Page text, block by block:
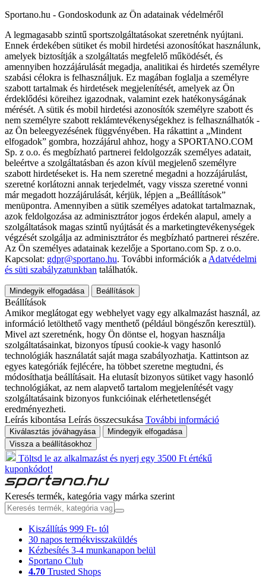
Sportano.hu - Gondoskodunk az Ön adatainak védelméről
A legmagasabb szintű sportszolgáltatásokat szeretnénk nyújtani.
Ennek érdekében sütiket és mobil hirdetési azonosítókat használunk,
amelyek biztosítják a szolgáltatás megfelelő működését, és
amennyiben hozzájárulását megadja, analitikai és hirdetés személyre
szabási célokra is felhasználjuk. Ez magában foglalja a személyre
szabott tartalmak és hirdetések megjelenítését, amelyek az Ön
érdeklődési köreihez igazodnak, valamint ezek hatékonyságának
mérését. A sütik és mobil hirdetési azonosítók személyre szabott és
nem személyre szabott reklámtevékenységekhez is felhasználhatók -
az Ön beleegyezésének függvényében. Ha rákattint a „Mindent
elfogadok” gombra, hozzájárul ahhoz, hogy a SPORTANO.COM
Sp. z o.o. és megbízható partnerei feldolgozzák személyes adatait,
beleértve a szolgáltatásban és azon kívül megjelenő személyre
szabott hirdetéseket is. Ha nem szeretné megadni a hozzájárulást,
szeretné korlátozni annak terjedelmét, vagy vissza szeretné vonni
már megadott hozzájárulását, kérjük, lépjen a „Beállítások”
menüpontra. Amennyiben a sütik személyes adatokat tartalmaznak,
azok feldolgozása az adminisztrátor jogos érdekén alapul, amely a
szolgáltatások magas szintű nyújtását és a marketingtevékenységek
végzését szolgálja az adminisztrátor és megbízható partnerei részére.
Az Ön személyes adatainak kezelője a Sportano.com Sp. z o.o.
Kapcsolat: gdpr@sportano.hu. További információk a Adatvédelmi
és süti szabályzatunkban találhatók.
Mindegyik elfogadása Beállítások
Beállítások
Amikor meglátogat egy webhelyet vagy egy alkalmazást használ, az
információ letölthető vagy menthető (például böngészőn keresztül).
Mivel azt szeretnénk, hogy Ön döntse el, hogyan használja
szolgáltatásainkat, bizonyos típusú cookie-k vagy hasonló
technológiák használatát saját maga szabályozhatja. Kattintson az
egyes kategóriák fejlécére, ha többet szeretne megtudni, és
módosíthatja beállításait. Ha elutasít bizonyos sütiket vagy hasonló
technológiákat, az nem alapvető tartalom megjelenítését vagy
szolgáltatásaink bizonyos funkcióinak elérhetetlenségét
eredményezheti.
Leírás kibontása Leírás összecsukása További információ
Kiválasztás jóváhagyása
Mindegyik elfogadása
Vissza a beállításokhoz
Töltsd le az alkalmazást és nyerj egy 3500 Ft értékű
kuponkódot!
Keresés termék, kategória vagy márka szerint
Kiszállítás 999 Ft- tól
30 napos termékvisszaküldés
Kézbesítés 3-4 munkanapon belül
Sportano Club
4.70 Trusted Shops